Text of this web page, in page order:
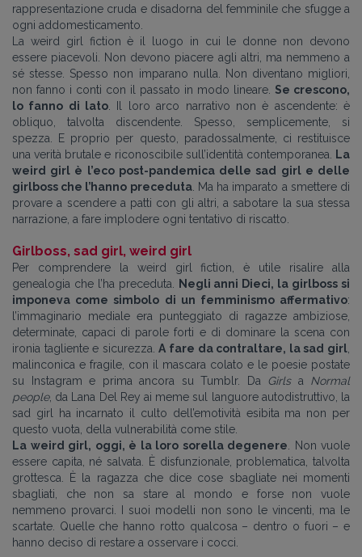
rappresentazione cruda e disadorna del femminile che sfugge a
ogni addomesticamento.
La weird girl fiction è il luogo in cui le donne non devono
essere piacevoli. Non devono piacere agli altri, ma nemmeno a
sé stesse. Spesso non imparano nulla. Non diventano migliori,
non fanno i conti con il passato in modo lineare. Se crescono,
lo fanno di lato . Il loro arco narrativo non è ascendente: è
obliquo, talvolta discendente. Spesso, semplicemente, si
spezza. E proprio per questo, paradossalmente, ci restituisce
una verità brutale e riconoscibile sull’identità contemporanea.
La
weird girl è l’eco post-pandemica delle sad girl e delle
girlboss che l’hanno preceduta. Ma ha imparato a smettere di
provare a scendere a patti con gli altri, a sabotare la sua stessa
narrazione, a fare implodere ogni tentativo di riscatto.
Girlboss, sad girl, weird girl
Per comprendere la weird girl fiction, è utile risalire alla
genealogia che l’ha preceduta.
Negli anni Dieci, la girlboss si
imponeva come simbolo di un femminismo affermativo:
l’immaginario mediale era punteggiato di ragazze ambiziose,
determinate, capaci di parole forti e di dominare la scena con
ironia tagliente e sicurezza.A fare da contraltare, la sad girl
malinconica e fragile, con il mascara colato e le poesie postate
su Instagram e prima ancora su Tumblr. Da Girlsa Normal
people, da Lana Del Rey ai meme sul languore autodistruttivo, la
sad girl ha incarnato il culto dell’emotività esibita ma non per
questo vuota, della vulnerabilità come stile.
La weird girl, oggi, è la loro sorella degenere . Non vuole
essere capita, né salvata. È disfunzionale, problematica, talvolta
grottesca. È la ragazza che dice cose sbagliate nei momenti
sbagliati, che non sa stare al mondo e forse non vuole
nemmeno provarci. I suoi modelli non sono le vincenti, ma le
scartate. Quelle che hanno rotto qualcosa – dentro o fuori – e
hanno deciso di restare a osservare i cocci.